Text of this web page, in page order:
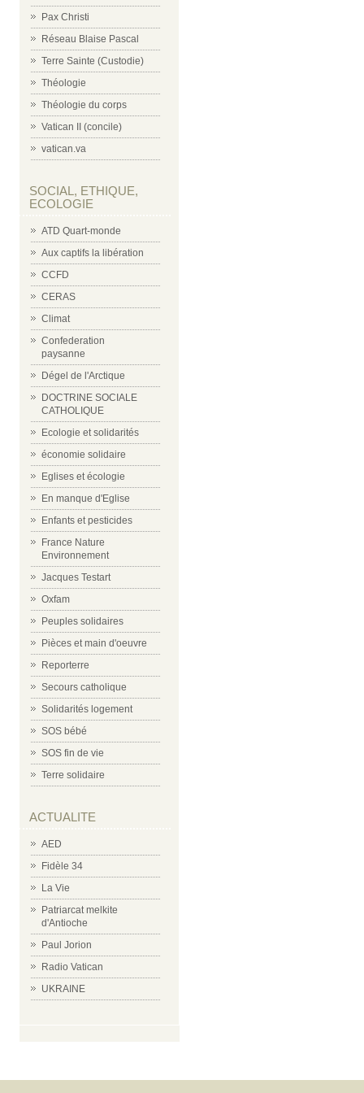
Pax Christi
Réseau Blaise Pascal
Terre Sainte (Custodie)
Théologie
Théologie du corps
Vatican II (concile)
vatican.va
SOCIAL, ETHIQUE,
ECOLOGIE
ATD Quart-monde
Aux captifs la libération
CCFD
CERAS
Climat
Confederation
paysanne
Dégel de l'Arctique
DOCTRINE SOCIALE
CATHOLIQUE
Ecologie et solidarités
économie solidaire
Eglises et écologie
En manque d'Eglise
Enfants et pesticides
France Nature
Environnement
Jacques Testart
Oxfam
Peuples solidaires
Pièces et main d'oeuvre
Reporterre
Secours catholique
Solidarités logement
SOS bébé
SOS fin de vie
Terre solidaire
ACTUALITE
AED
Fidèle 34
La Vie
Patriarcat melkite
d'Antioche
Paul Jorion
Radio Vatican
UKRAINE